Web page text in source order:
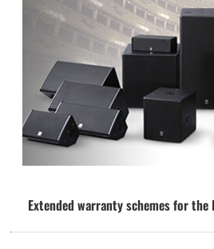
Extended warranty schemes for